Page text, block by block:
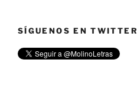
SÍGUENOS EN TWITTER